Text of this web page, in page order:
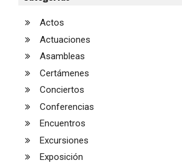
Actos
Actuaciones
Asambleas
Certámenes
Conciertos
Conferencias
Encuentros
Excursiones
Exposición